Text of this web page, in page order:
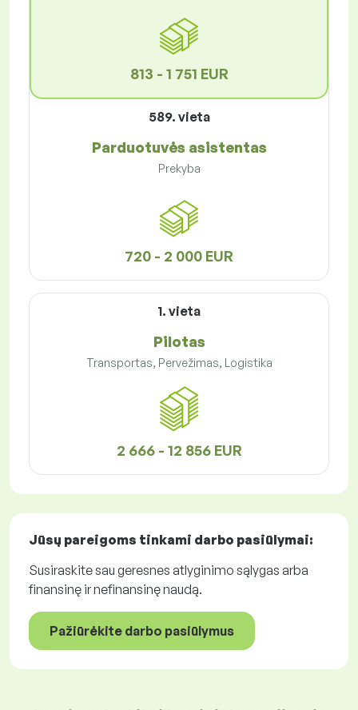
813 - 1 751 EUR
589. vieta
Parduotuvės asistentas
Prekyba
720 - 2 000 EUR
1. vieta
Pilotas
Transportas, Pervežimas, Logistika
2 666 - 12 856 EUR
Jūsų pareigoms tinkami darbo pasiūlymai:
Susiraskite sau geresnes atlyginimo sąlygas arba
finansinę ir nefinansinę naudą.
Pažiūrėkite darbo pasiūlymus